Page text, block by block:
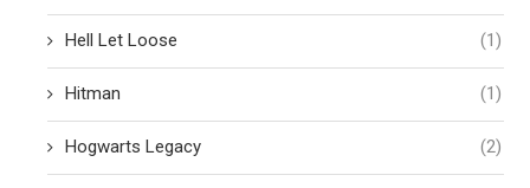
Hell Let Loose (1)
Hitman (1)
Hogwarts Legacy (2)